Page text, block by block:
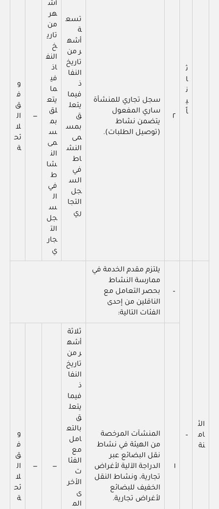
ث
ا
ن
ي
اً
٢
سجل تجاري للمنشأة
ساري المفعول
يتضمن نشاط
(توصيل الطلبات).
تسع
ة
أشه
ر من
تاريخ
النفا
ذ
فيما
يتعل
ق
بمس
مى
النش
اط
في
الس
جل
التجا
ري
أش
هر
من
تاري
خ
النف
اذ
في
ما
يتع
لق
بم
س
مى
الن
شا
ط
في
ال
س
جل
الت
جار
ي
—
و
ف
ق
ال
لا
ئح
ة
الث
ام
نة
–
–
يلتزم مقدم الخدمة في
ممارسة النشاط
بحصر التعامل مع
الناقلين من إحدى
الفئات التالية:
١
المنشآت المرخصة
من الهيئة في نشاط
نقل البضائع عبر
الدراجة الآلية لأغراض
تجارية، ونشاط النقل
الخفيف للبضائع
لأغراض تجارية.
ثلاثة
أشه
ر من
تاريخ
النفا
ذ
فيما
يتعل
ق
بالتع
امل
مع
الفئا
ت
الأخر
ى
الم
—
—
و
ف
ق
ال
لا
ئح
ة